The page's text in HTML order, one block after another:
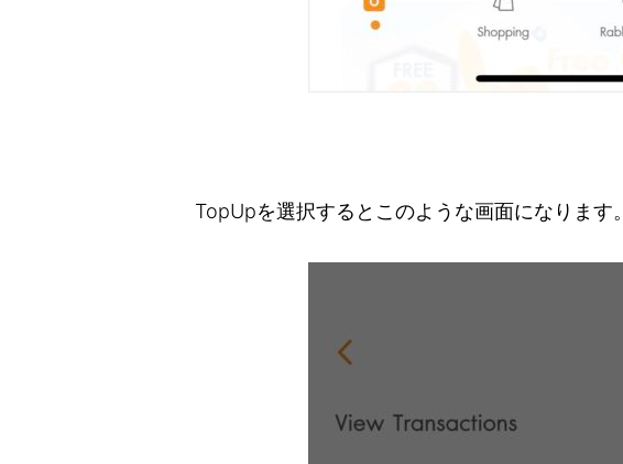
TopUpを選択するとこのような画面になります。